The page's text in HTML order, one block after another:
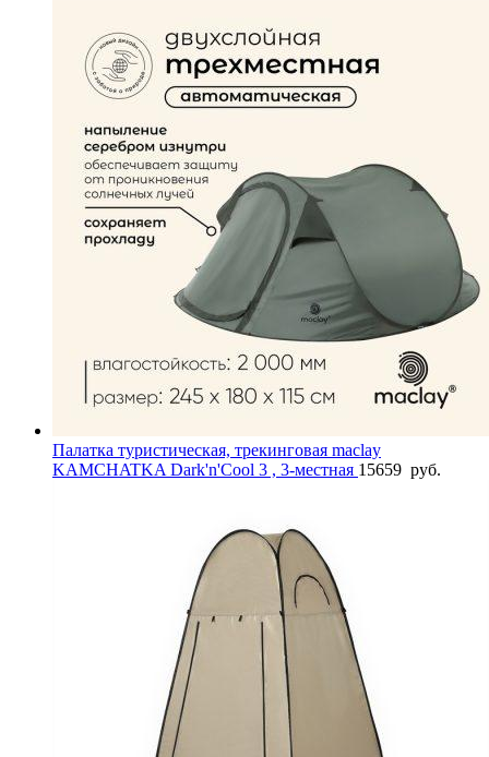
Палатка туристическая, трекинговая maclay
KAMCHATKA Dark'n'Cool 3 , 3-местная 15659 руб.